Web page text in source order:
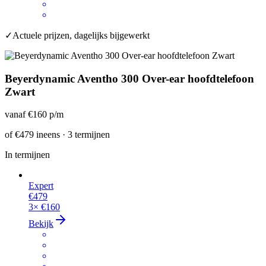
✓Actuele prijzen, dagelijks bijgewerkt
Beyerdynamic Aventho 300 Over-ear hoofdtelefoon
Zwart
vanaf€160 p/m
of€479 ineens · 3 termijnen
In termijnen
Expert
€479
3× €160
Bekijk